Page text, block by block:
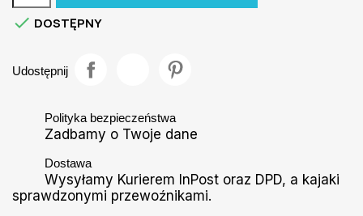
 DOSTĘPNY
Udostępnij
Polityka bezpieczeństwa
Zadbamy o Twoje dane
Dostawa
Wysyłamy Kurierem InPost oraz DPD, a kajaki
sprawdzonymi przewoźnikami.